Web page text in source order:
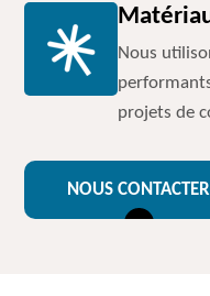
Nous
projets de
NOUS CONTACTER